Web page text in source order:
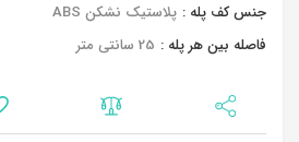
جنس کف پله : پلاستیک نشکن ABS
فاصله بین هر پله : 25 سانتی متر